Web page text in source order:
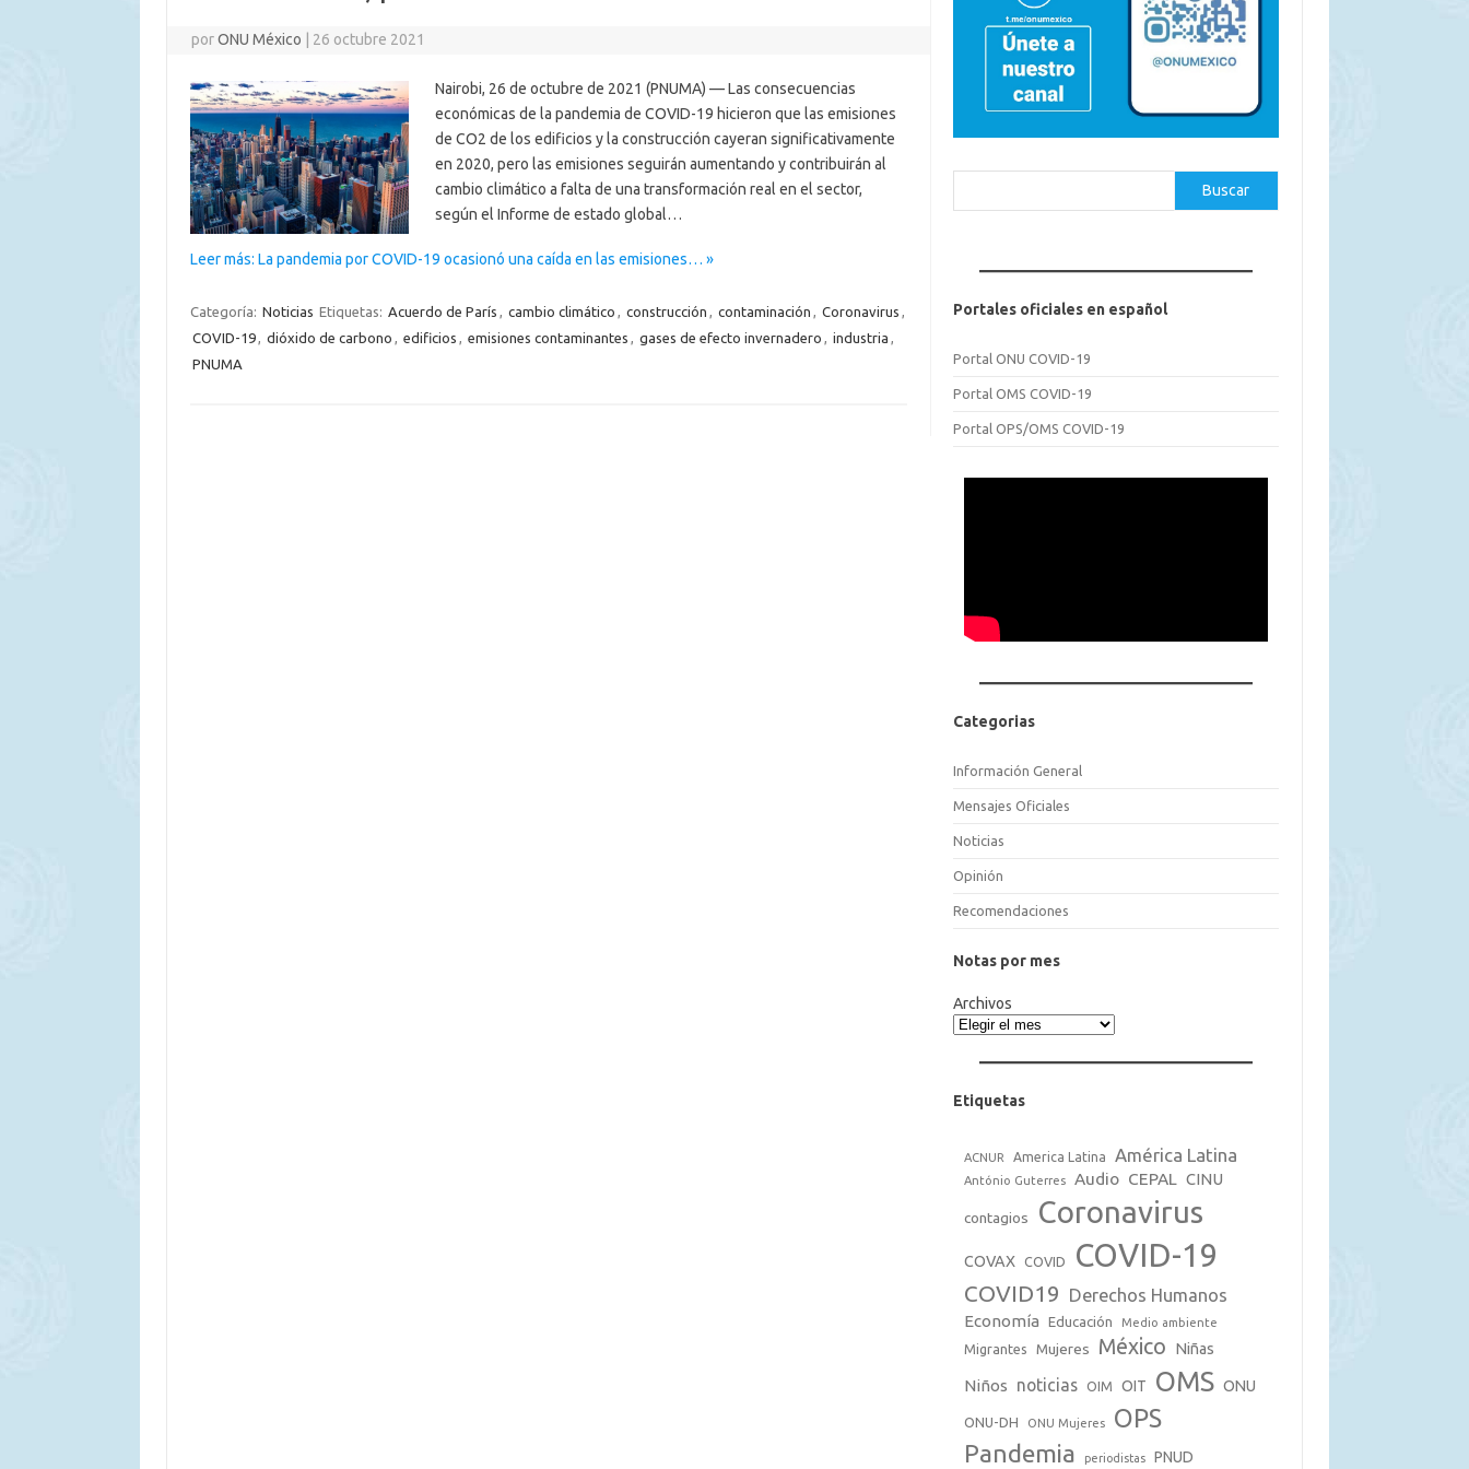
porONU México 26 octubre 2021
Nairobi, 26 de octubre de 2021 (PNUMA) — Las consecuencias
económicas de la pandemia de COVID-19 hicieron que las emisiones
de CO2 de los edificios y la construcción cayeran significativamente
en 2020, pero las emisiones seguirán aumentando y contribuirán al
cambio climático a falta de una transformación real en el sector,
según el Informe de estado global…
Leer más: La pandemia por COVID-19 ocasionó una caída en las emisiones… »
Categoría: Noticias Etiquetas: Acuerdo de París , cambio climático , construcción , contaminación , Coronavirus ,
COVID-19, dióxido de carbono , edificios , emisiones contaminantes , gases de efecto invernadero , industria ,
PNUMA
Buscar
Portales oficiales en español
Portal ONU COVID-19
Portal OMS COVID-19
Portal OPS/OMS COVID-19
Categorias
Información General
Mensajes Oficiales
Noticias
Opinión
Recomendaciones
Notas por mes
Archivos
Etiquetas
ACNUR America Latina América Latina
António Guterres Audio CEPAL CINU
contagios Coronavirus
COVAX COVID COVID-19
COVID19 Derechos Humanos
Economía Educación Medio ambiente
Migrantes Mujeres México Niñas
Niños noticias OIM OIT OMS ONU
ONU-DH ONU Mujeres OPS
Pandemia periodistas PNUD